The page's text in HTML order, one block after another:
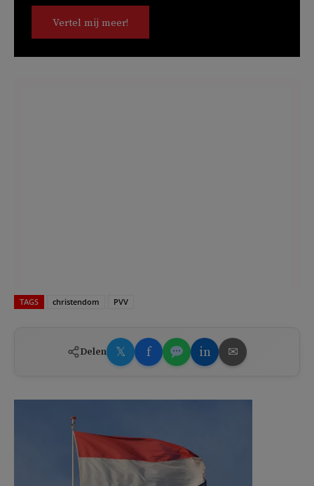
Vertel mij meer!
TAGS christendom PVV
Delen 𝕏 f in ✉